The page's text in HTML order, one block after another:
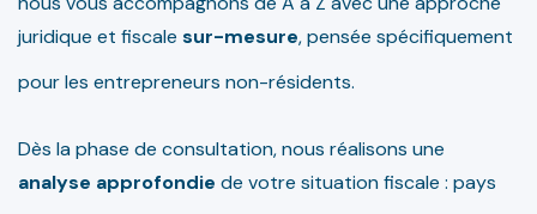
juridique et fiscale sur-mesure, pensée spécifiquement
pour les entrepreneurs non-résidents.
Dès la phase de consultation, nous réalisons une
analyse approfondie de votre situation fiscale : pays